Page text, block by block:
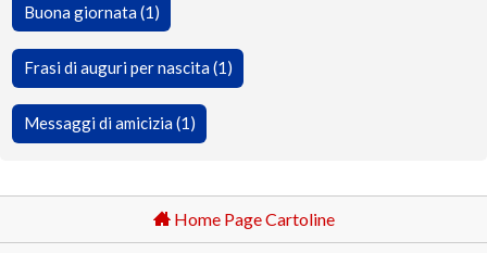
Buona giornata (1)
Frasi di auguri per nascita (1)
Messaggi di amicizia (1)
Home Page Cartoline